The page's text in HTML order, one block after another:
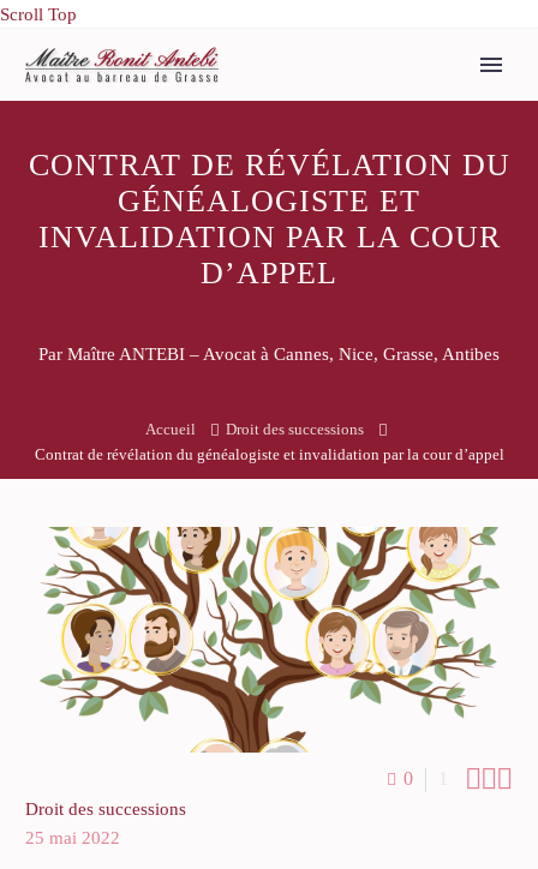
Scroll Top
CONTRAT DE RÉVÉLATION DU
GÉNÉALOGISTE ET
INVALIDATION PAR LA COUR
D’APPEL
Par Maître ANTEBI – Avocat à Cannes, Nice, Grasse, Antibes
Accueil
Droit des successions
Contrat de révélation du généalogiste et invalidation par la cour d’appel
0 
Droit des successions
25 mai 2022